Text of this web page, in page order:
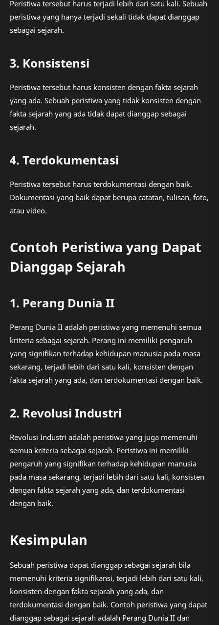
Peristiwa tersebut harus terjadi lebih dari satu kali. Sebuah
peristiwa yang hanya terjadi sekali tidak dapat dianggap
sebagai sejarah.
3. Konsistensi
Peristiwa tersebut harus konsisten dengan fakta sejarah
yang ada. Sebuah peristiwa yang tidak konsisten dengan
fakta sejarah yang ada tidak dapat dianggap sebagai
sejarah.
4. Terdokumentasi
Peristiwa tersebut harus terdokumentasi dengan baik.
Dokumentasi yang baik dapat berupa catatan, tulisan, foto,
atau video.
Contoh Peristiwa yang Dapat
Dianggap Sejarah
1. Perang Dunia II
Perang Dunia II adalah peristiwa yang memenuhi semua
kriteria sebagai sejarah. Perang ini memiliki pengaruh
yang signifikan terhadap kehidupan manusia pada masa
sekarang, terjadi lebih dari satu kali, konsisten dengan
fakta sejarah yang ada, dan terdokumentasi dengan baik.
2. Revolusi Industri
Revolusi Industri adalah peristiwa yang juga memenuhi
semua kriteria sebagai sejarah. Peristiwa ini memiliki
pengaruh yang signifikan terhadap kehidupan manusia
pada masa sekarang, terjadi lebih dari satu kali, konsisten
dengan fakta sejarah yang ada, dan terdokumentasi
dengan baik.
Kesimpulan
Sebuah peristiwa dapat dianggap sebagai sejarah bila
memenuhi kriteria signifikansi, terjadi lebih dari satu kali,
konsisten dengan fakta sejarah yang ada, dan
terdokumentasi dengan baik. Contoh peristiwa yang dapat
dianggap sebagai sejarah adalah Perang Dunia II dan